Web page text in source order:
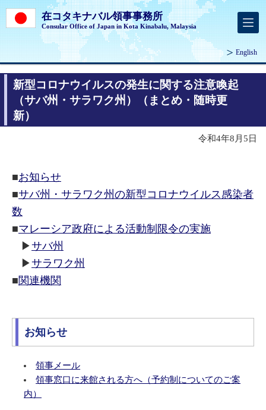
在コタキナバル領事事務所
Consular Office of Japan in Kota Kinabalu, Malaysia
English
新型コロナウイルスの発生に関する注意喚起
（サバ州・サラワク州）（まとめ・随時更
新）
令和4年8月5日
■お知らせ
■サバ州・サラワク州の新型コロナウイルス感染者
数
■マレーシア政府による活動制限令の実施
▶サバ州
▶サラワク州
■関連機関
お知らせ
領事メール
領事窓口に来館される方へ（予約制についてのご案
内）